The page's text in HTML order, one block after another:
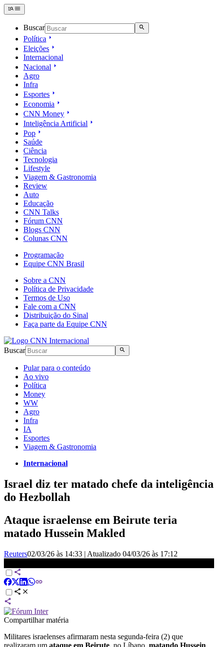
Buscar
Política
Eleições
Internacional
Nacional
Agro
Infra
Esportes
Economia
CNN Money
Inteligência Artificial
Pop
Saúde
Ciência
Tecnologia
Lifestyle
Viagem & Gastronomia
Review
Auto
Educação
CNN Talks
Fórum CNN
Blogs CNN
Colunas CNN
Programação
Equipe CNN Brasil
Sobre a CNN
Política de Privacidade
Termos de Uso
Fale com a CNN
Distribuição do Sinal
Faça parte da Equipe CNN
Buscar
Pular para o conteúdo
Ao vivo
Política
Money
WW
Agro
Infra
IA
Esportes
Viagem & Gastronomia
Internacional
Israel diz ter matado chefe da inteligência
do Hezbollah
Ataque israelense em Beirute teria
matado Hussein Makled
Reuters02/03/26 às 14:33 | Atualizado 04/03/26 às 17:12
Compartilhar matéria
Militares israelenses afirmaram nesta segunda-feira (2) que
realizaram um ataque em Beirute, no Líbano, matando Hussein